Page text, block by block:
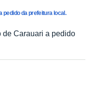
pedido da prefeitura local.
de Carauari a pedido